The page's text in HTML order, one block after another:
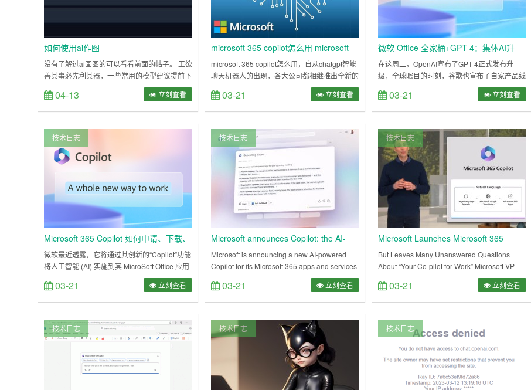
如何使用ai作图
没有了解过ai画图的可以看看前面的帖子。 工欲
善其事必先利其器，一些常用的模型建议提前下
好。 colab白piao用户更是如此，强烈建议将常
用模型放谷歌盘，C站H站高峰期速度不稳定，
往往等上半小时下载。 建议先用huggingface下
过来。 wget https://huggingface.co/sta……
04-13 立刻查看
microsoft 365 copilot怎么用 microsoft
365 copilot使用方法
microsoft 365 copilot怎么用，自从chatgpt智能
聊天机器人的出现，各大公司都相继推出全新的
ai产品，微软页同样推出了ai产品microsoft 365
copilot，其中为用户提供全新的工作方式，例如
word文档能够总结文档并且提出建议，Excel表
编会详细的告诉大家microsoft 36……
03-21 立刻查看
微软 Office 全家桶+GPT-4：集体AI升
级，Copilot小帮手到来
在这周二，OpenAI宣布了GPT-4正式发布升
级，全球瞩目的时刻，谷歌也宣布了自家产品线
中集成AI功能的重磅更新，包括Gmail以及
Google Doc、Sheets、Slides等所有
Workspace办公组件，还开放了自家的大语言模
OpenAI刚发完GPT-4，就马不停蹄召开了一场
AI主题的发布会，Off……
03-21 立刻查看
技术日志
Microsoft 365 Copilot 如何申请、下载、
安装、使用？
微软最近透露，它将通过其创新的“Copilot”功能
将人工智能 (AI) 实施到其 MicroSoft Office 应用
程序中，包括 Word。 这项新功能能够根据用户
提示通过自然语言生成文本，允许用户请求帮助
创建特定主题的报告，同时还能够参考离线源材
撰写文档、制作表格、设计演示文稿等等。但
是，有时候我们也会遇到一……
03-21 立刻查看
技术日志
Microsoft announces Copilot: the AI-
powered future of Office documents
Microsoft is announcing a new AI-powered
Copilot for its Microsoft 365 apps and services
today, designed to assist people with
generating documents, emails, presentations,
and muc……
03-21 立刻查看
技术日志
Microsoft Launches Microsoft 365
Copilot
But Leaves Many Unanswered Questions
About “Your Co-pilot for Work” Microsoft VP
Jared Spataro reveals the inner workings of
Microsoft 365 CoPilot I spent an interesting
afternoo……
03-21 立刻查看
技术日志 技术日志 技术日志